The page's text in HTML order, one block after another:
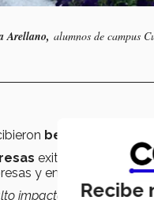
Arellano, alumnos de campus
beca
exitosas, un
y emprendedores
impacto representa
Recibe